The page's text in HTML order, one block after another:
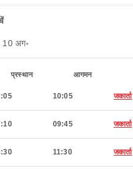
10 अग॰
प्रस्थान आगमन
10:05 जकार्ता
09:45 जकार्ता
11:30 जकार्ता